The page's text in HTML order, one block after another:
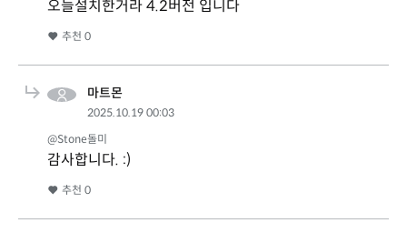
오늘설치한거라 4.2버전 입니다
추천 0
마트몬
2025.10.19 00:03
@Stone돌미
감사합니다. :)
추천 0